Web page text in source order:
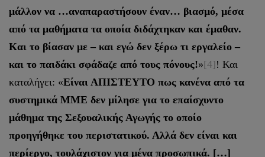
μάλλον να …αναπαραστήσουν έναν… βιασμό, μέσα
από τα μαθήματα τα οποία διδάχτηκαν και έμαθαν.
Και το βίασαν με – και εγώ δεν ξέρω τι εργαλείο –
και το παιδάκι σφάδαζε από τους πόνους!»[4]! Και
καταλήγει: «Είναι ΑΠΙΣΤΕΥΤΟ πως κανένα από τα
συστημικά MME δεν μίλησε για το επαίσχυντο
μάθημα της Σεξουαλικής Αγωγής το οποίο
προηγήθηκε του περιστατικού. Αλλά δεν είναι και
περίεργο, τουλάχιστον για μένα προσωπικά. […]